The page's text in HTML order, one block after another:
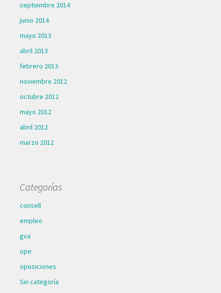
septiembre 2014
junio 2014
mayo 2013
abril 2013
febrero 2013
noviembre 2012
octubre 2012
mayo 2012
abril 2012
marzo 2012
Categorías
consell
empleo
gva
ope
oposiciones
Sin categoría